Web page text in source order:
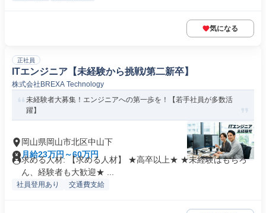
気になる
正社員
ITエンジニア【未経験から挑戦/第二新卒】
株式会社BREXA Technology
未経験者大募集！エンジニアへの第一歩を！【若手社員が多数活
躍】
岡山県岡山市北区中山下
月給23万円～60万円
求める人材: 【求める人材】 ★高卒以上★ ★未経験はもちろ
ん、経験者も大歓迎★ ...
社員登用あり 交通費支給